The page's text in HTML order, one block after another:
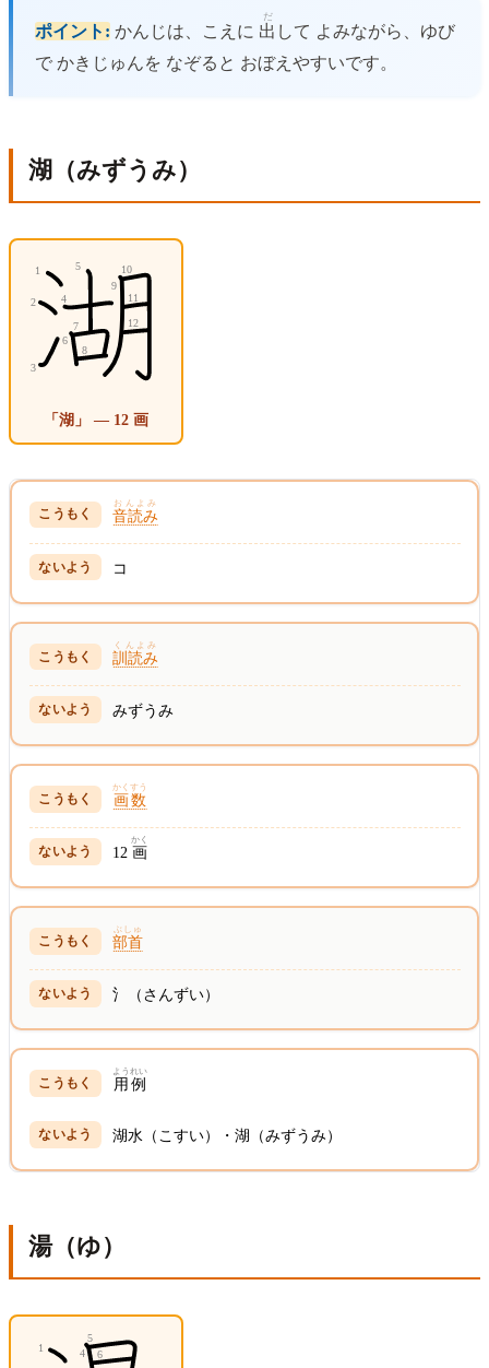
ポイント: かんじは、こえに 出
だ
して よみながら、ゆび
で かきじゅんを なぞると おぼえやすいです。
湖（みずうみ）
「湖」 — 12 画
音読み
おんよみ
コ
訓読み
くんよみ
みずうみ
画数
かくすう
12 画
かく
部首
ぶしゅ
氵（さんずい）
用例
ようれい
湖水（こすい）・湖（みずうみ）
湯（ゆ）